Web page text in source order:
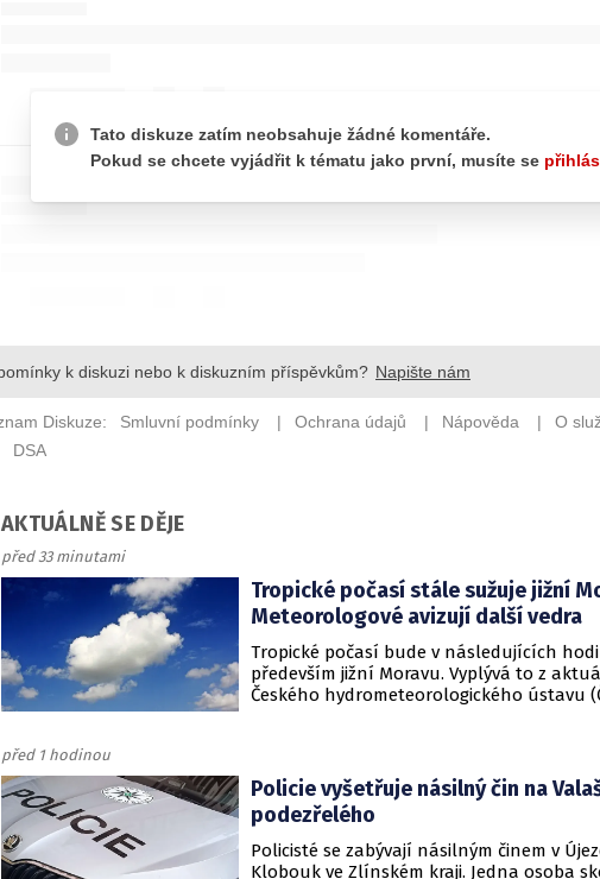
AKTUÁLNĚ SE DĚJE
před 33 minutami
Tropické počasí stále sužuje jižní
Meteorologové avizují další vedra
Tropické počasí bude v následujících
především jižní Moravu. Vyplývá to z
Českého hydrometeorologického ústavu
před 1 hodinou
Policie vyšetřuje násilný čin na
podezřelého
Policisté se zabývají násilným činem v
Klobouk ve Zlínském kraji. Jedna osoba